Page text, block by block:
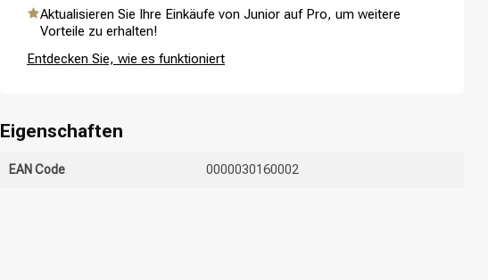
Aktualisieren Sie Ihre Einkäufe von Junior auf Pro, um weitere
Vorteile zu erhalten!
Entdecken Sie, wie es funktioniert
Eigenschaften
EAN Code 0000030160002